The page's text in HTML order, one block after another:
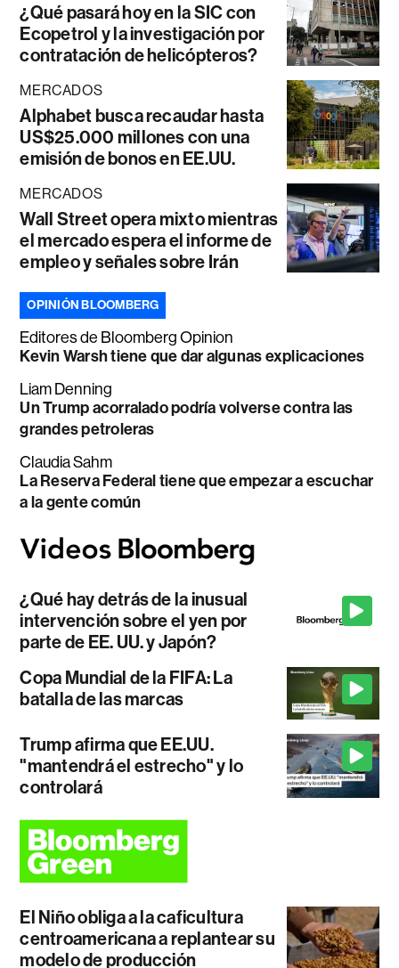
¿Qué pasará hoy en la SIC con
Ecopetrol y la investigación por
contratación de helicópteros?
MERCADOS
Alphabet busca recaudar hasta
US$25.000 millones con una
emisión de bonos en EE.UU.
MERCADOS
Wall Street opera mixto mientras
el mercado espera el informe de
empleo y señales sobre Irán
OPINIÓN BLOOMBERG
Editores de Bloomberg Opinion
Kevin Warsh tiene que dar algunas explicaciones
Liam Denning
Un Trump acorralado podría volverse contra las
grandes petroleras
Claudia Sahm
La Reserva Federal tiene que empezar a escuchar
a la gente común
¿Qué hay detrás de la inusual
intervención sobre el yen por
parte de EE. UU. y Japón?
Copa Mundial de la FIFA: La
batalla de las marcas
Trump afirma que EE.UU.
"mantendrá el estrecho" y lo
controlará
El Niño obliga a la caficultura
centroamericana a replantear su
modelo de producción